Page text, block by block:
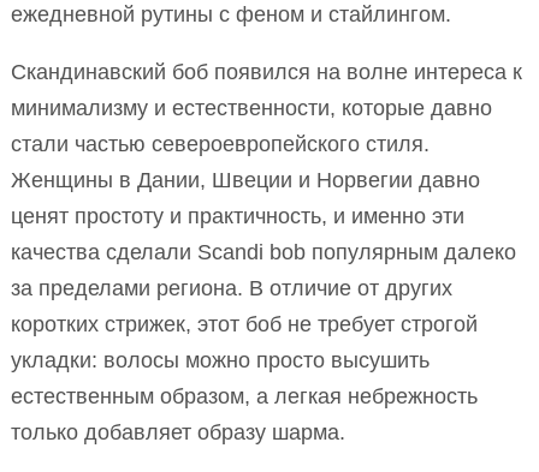
ежедневной рутины с феном и стайлингом.
Скандинавский боб появился на волне интереса к
минимализму и естественности, которые давно
стали частью североевропейского стиля.
Женщины в Дании, Швеции и Норвегии давно
ценят простоту и практичность, и именно эти
качества сделали Scandi bob популярным далеко
за пределами региона. В отличие от других
коротких стрижек, этот боб не требует строгой
укладки: волосы можно просто высушить
естественным образом, а легкая небрежность
только добавляет образу шарма.